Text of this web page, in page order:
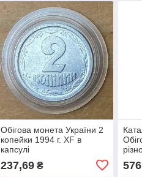
Обігова монета України 2
копейки 1994 г. XF в
капсулі
237,69₴